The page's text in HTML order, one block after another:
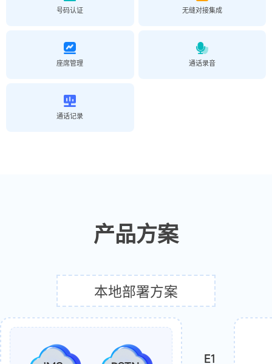
号码认证 无缝对接集成
座席管理 通话录音
通话记录
产品方案
本地部署方案